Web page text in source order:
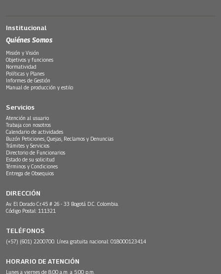
Institucional
Quiénes Somos
Misión y Visión
Objetivos y funciones
Normatividad
Políticas y Planes
Informes de Gestión
Manual de producción y estilo
Servicios
Atención al usuario
Trabaja con nosotros
Calendario de actividades
Buzón Peticiones, Quejas, Reclamos y Denuncias
Trámites y Servicios
Directorio de Funcionarios
Estado de su solicitud
Términos y Condiciones
Entrega de Obsequios
DIRECCIÓN
Av. El Dorado Cr.45 # 26 - 33 Bogotá D.C. Colombia.
Código Postal: 111321
TELÉFONOS
(+57) (601) 2200700. Línea gratuita nacional: 018000123414
HORARIO DE ATENCIÓN
Lunes a viernes de 8:00 a.m. a 5:00 p.m.